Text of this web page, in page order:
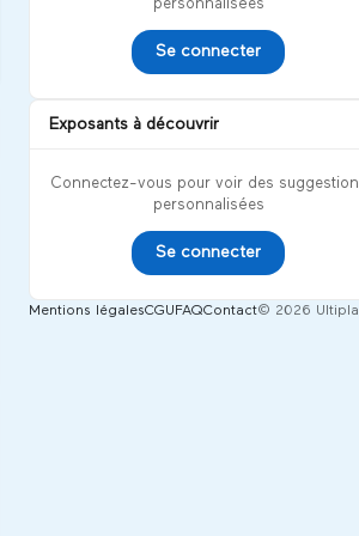
personnalisées
Se connecter
Exposants à découvrir
Connectez-vous pour voir des
personnalisées
Se connecter
Mentions légalesCGU FAQContact© 2026